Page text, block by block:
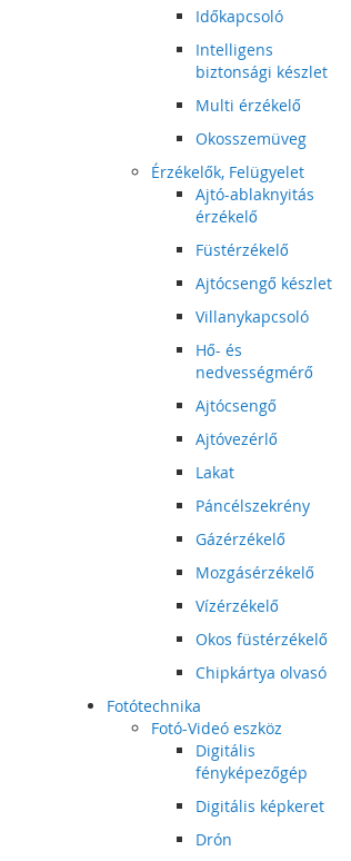
Időkapcsoló
Intelligens
biztonsági készlet
Multi érzékelő
Okosszemüveg
Érzékelők, Felügyelet
Ajtó-ablaknyitás
érzékelő
Füstérzékelő
Ajtócsengő készlet
Villanykapcsoló
Hő- és
nedvességmérő
Ajtócsengő
Ajtóvezérlő
Lakat
Páncélszekrény
Gázérzékelő
Mozgásérzékelő
Vízérzékelő
Okos füstérzékelő
Chipkártya olvasó
Fotótechnika
Fotó-Videó eszköz
Digitális
fényképezőgép
Digitális képkeret
Drón